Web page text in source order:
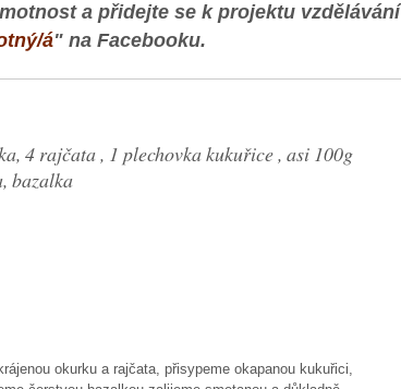
a přidejte se k projektu vzdělávání
á" na Facebooku.
4 rajčata , 1 plechovka kukuřice , asi 100g
bazalka
okurku a rajčata, přisypeme okapanou kukuřici,